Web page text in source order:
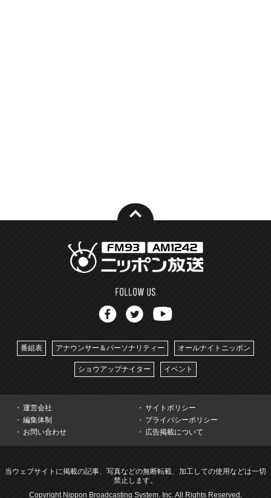
番組表 アナウンサー＆パーソナリティー オールナイトニッポン
ショウアップナイター イベント
運営会社
サイトポリシー
編集体制
プライバシーポリシー
お問い合わせ
広告掲載について
当ウェブサイトに掲載の記事、写真などの無断転載、加工しての使用などは一切
禁止します。
Copyright Nippon Broadcasting System, Inc. All Rights Reserved.